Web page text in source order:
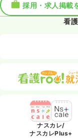
採用・求人掲載
看
ナスカレ/
ナスカレPlus+